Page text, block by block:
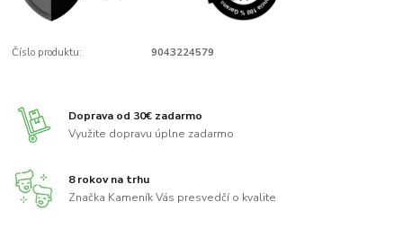
Číslo produktu: 9043224579
Doprava od 30€ zadarmo
Využite dopravu úplne zadarmo
8 rokov na trhu
Značka Kameník Vás presvedčí o kvalite